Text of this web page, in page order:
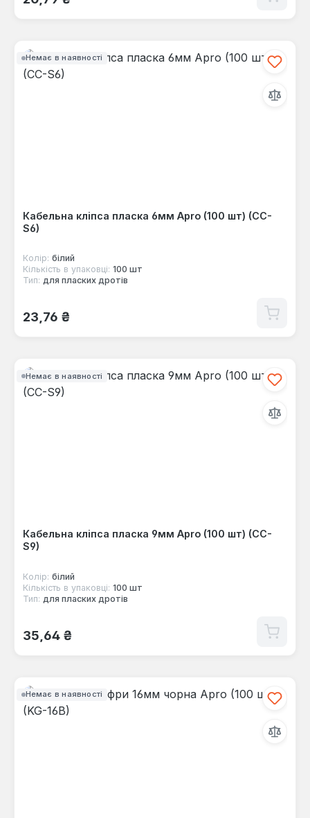
Немає в наявності
Кабельна кліпса пласка 6мм Apro (100 шт) (CC-
S6)
Колір: білий
Кількість в упаковці: 100 шт
Тип: для пласких дротів
Звичайна ціна:
23,76 ₴
Немає в наявності
Кабельна кліпса пласка 9мм Apro (100 шт) (CC-
S9)
Колір: білий
Кількість в упаковці: 100 шт
Тип: для пласких дротів
Звичайна ціна:
35,64 ₴
Немає в наявності